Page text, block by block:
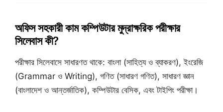
অফিস সহকারী কাম কম্পিউটার মুদ্রাক্ষরিক পরীক্ষার
সিলেবাস কী?
পরীক্ষার সিলেবাসে সাধারণত থাকে: বাংলা (সাহিত্য ও ব্যাকরণ), ইংরেজি
(Grammar ও Writing), গণিত (সাধারণ গণিত), সাধারণ জ্ঞান
(বাংলাদেশ ও আন্তর্জাতিক), কম্পিউটার বেসিক, এবং টাইপিং পরীক্ষা।